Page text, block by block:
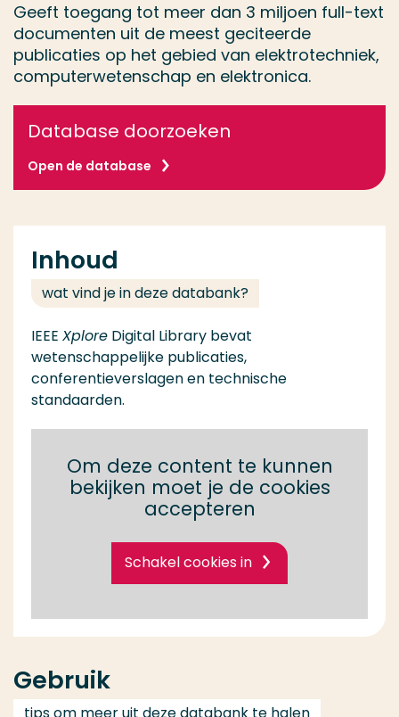
Geeft toegang tot meer dan 3 miljoen full-text
documenten uit de meest geciteerde
publicaties op het gebied van elektrotechniek,
computerwetenschap en elektronica.
Database doorzoeken
Open de database
Inhoud
wat vind je in deze databank?
IEEE Xplore Digital Library bevat
wetenschappelijke publicaties,
conferentieverslagen en technische
standaarden.
Om deze content te kunnen
bekijken moet je de cookies
accepteren
Schakel cookies in
Gebruik
tips om meer uit deze databank te halen